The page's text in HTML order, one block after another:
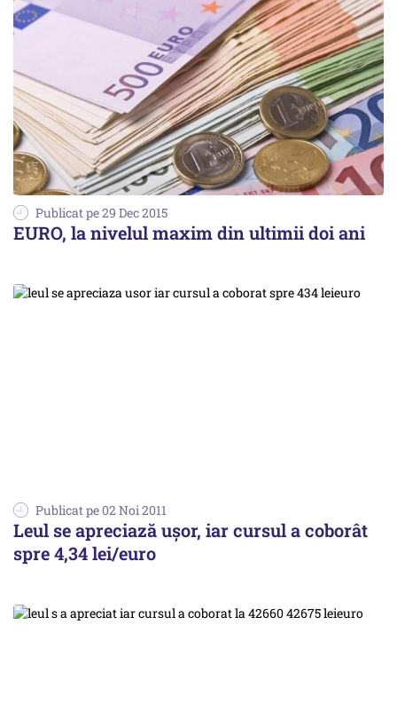
Publicat pe 29 Dec 2015
EURO, la nivelul maxim din ultimii doi ani
Publicat pe 02 Noi 2011
Leul se apreciază uşor, iar cursul a coborât
spre 4,34 lei/euro